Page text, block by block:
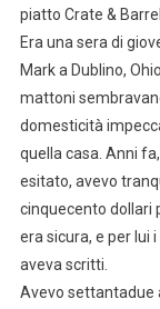
piatto Crate & Barrel.
Era una sera di
Mark a Dublino,
mattoni
domesticità
quella casa. Anni
esitato, avevo
cinquecento dollari
era sicura, e per lui
aveva scritti.
Avevo settantadue